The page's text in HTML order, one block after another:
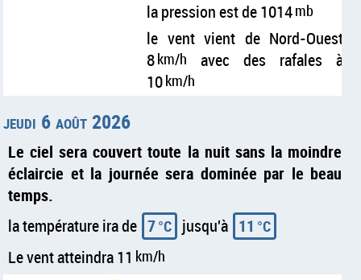
la pression est de 1014mb
le vent vient de Nord-Ouest
8km/h
avec des rafales à
10km/h
jeudi 6 août 2026
Le ciel sera couvert toute la nuit sans la moindre
éclaircie et la journée sera dominée par le beau
temps.
la température ira de 7°C jusqu'à 11 °C
Le vent atteindra 11 km/h